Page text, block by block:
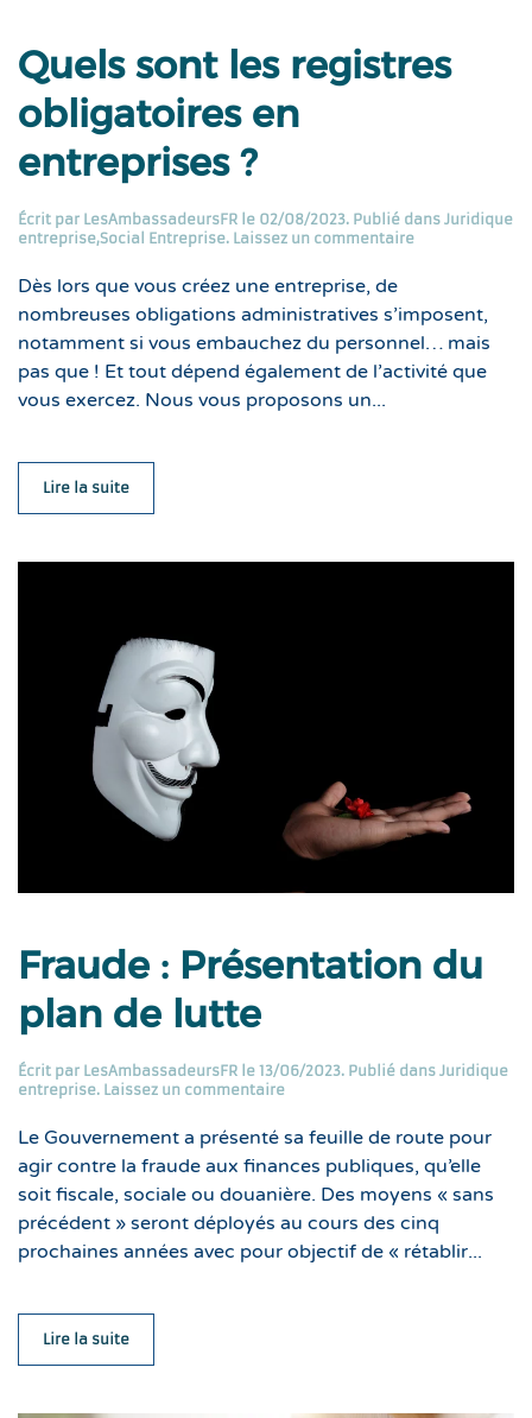
Quels sont les registres
obligatoires en
entreprises ?
Écrit par LesAmbassadeursFR le 02/08/2023. Publié dans Juridique
entreprise,Social Entreprise. Laissez un commentaire
Dès lors que vous créez une entreprise, de
nombreuses obligations administratives s’imposent,
notamment si vous embauchez du personnel… mais
pas que ! Et tout dépend également de l’activité que
vous exercez. Nous vous proposons un...
Lire la suite
Fraude : Présentation du
plan de lutte
Écrit par LesAmbassadeursFR le 13/06/2023. Publié dans Juridique
entreprise. Laissez un commentaire
Le Gouvernement a présenté sa feuille de route pour
agir contre la fraude aux finances publiques, qu’elle
soit fiscale, sociale ou douanière. Des moyens « sans
précédent » seront déployés au cours des cinq
prochaines années avec pour objectif de « rétablir...
Lire la suite